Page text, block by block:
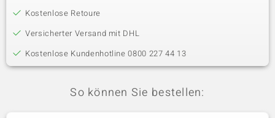
Kostenlose Retoure
Versicherter Versand mit DHL
Kostenlose Kundenhotline 0800 227 44 13
So können Sie bestellen: